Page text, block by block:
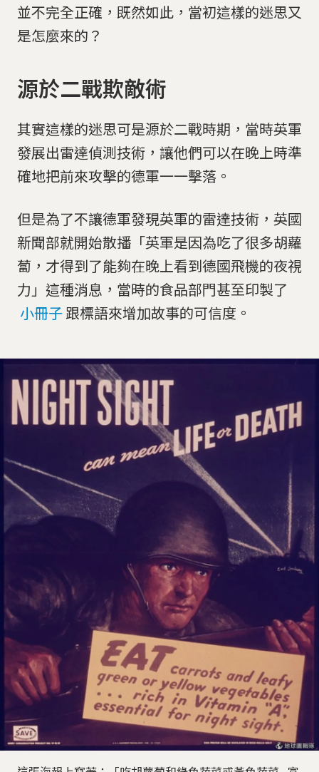
並不完全正確，既然如此，當初這樣的迷思又
是怎麼來的？
源於二戰欺敵術
其實這樣的迷思可是源於二戰時期，當時英軍
發展出雷達偵測技術，讓他們可以在晚上時準
確地把前來攻擊的德軍一一擊落。
但是為了不讓德軍發現英軍的雷達技術，英國
新聞部就開始散播「英軍是因為吃了很多胡蘿
蔔，才得到了能夠在晚上看到德國飛機的夜視
力」這種消息，當時的食品部門甚至印製了
小冊子跟標語來增加故事的可信度。